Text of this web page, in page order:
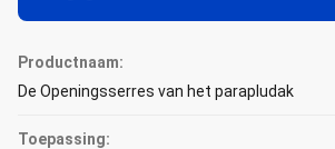
Productnaam:
De Openingsserres van het parapludak
Toepassing: